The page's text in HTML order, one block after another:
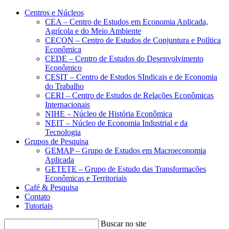
Conteúdo principal Menu principal
Centros e Núcleos
CEA – Centro de Estudos em Economia Aplicada,
Agrícola e do Meio Ambiente
CECON – Centro de Estudos de Conjuntura e Política
Econômica
CEDE – Centro de Estudos do Desenvolvimento
Econômico
CESIT – Centro de Estudos SIndicais e de Economia
do Trabalho
CERI – Centro de Estudos de Relações Econômicas
Internacionais
NIHE – Núcleo de História Econômica
NEIT – Núcleo de Economia Industrial e da
Tecnologia
Grupos de Pesquisa
GEMAP – Grupo de Estudos em Macroeconomia
Aplicada
GETETE – Grupo de Estudo das Transformações
Econômicas e Territoriais
Café & Pesquisa
Contato
Tutoriais
Buscar no site